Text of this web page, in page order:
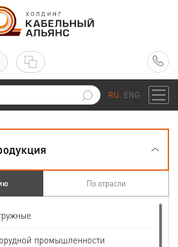
RU ENG
По отрасли
промышленности